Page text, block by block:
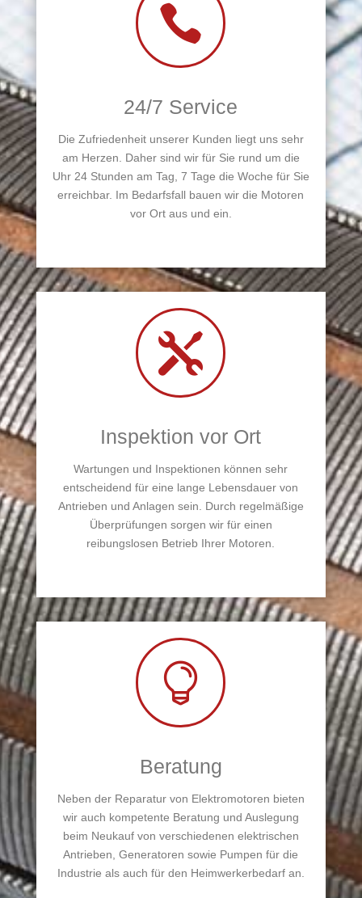

24/7 Service
Die Zufriedenheit unserer Kunden liegt uns sehr
am Herzen. Daher sind wir für Sie rund um die
Uhr 24 Stunden am Tag, 7 Tage die Woche für Sie
erreichbar. Im Bedarfsfall bauen wir die Motoren
vor Ort aus und ein.

Inspektion vor Ort
Wartungen und Inspektionen können sehr
entscheidend für eine lange Lebensdauer von
Antrieben und Anlagen sein. Durch regelmäßige
Überprüfungen sorgen wir für einen
reibungslosen Betrieb Ihrer Motoren.

Beratung
Neben der Reparatur von Elektromotoren bieten
wir auch kompetente Beratung und Auslegung
beim Neukauf von verschiedenen elektrischen
Antrieben, Generatoren sowie Pumpen für die
Industrie als auch für den Heimwerkerbedarf an.